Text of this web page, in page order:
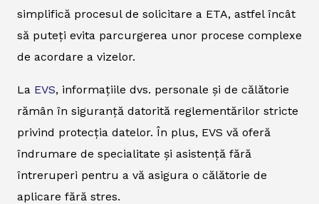
simplifică procesul de solicitare a ETA, astfel încât
să puteți evita parcurgerea unor procese complexe
de acordare a vizelor.
La EVS, informațiile dvs. personale și de călătorie
rămân în siguranță datorită reglementărilor stricte
privind protecția datelor. În plus, EVS vă oferă
îndrumare de specialitate și asistență fără
întreruperi pentru a vă asigura o călătorie de
aplicare fără stres.